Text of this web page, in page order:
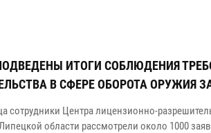
ИТОГИ СОБЛЮДЕНИЯ
В СФЕРЕ ОБОРОТА ОРУЖИЯ
сотрудники Центра лицензионно-
области рассмотрели около 1000